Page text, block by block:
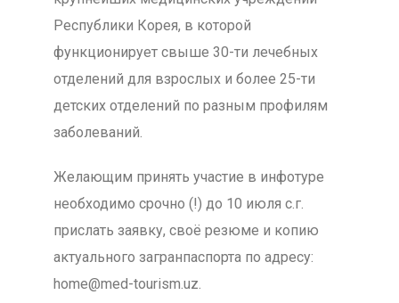
Республики Корея, в которой
функционирует свыше 30-ти лечебных
отделений для взрослых и более 25-ти
детских отделений по разным профилям
заболеваний.
Желающим принять участие в инфотуре
необходимо срочно (!) до 10 июля с.г.
прислать заявку, своё резюме и копию
актуального загранпаспорта по адресу:
home@med-tourism.uz.